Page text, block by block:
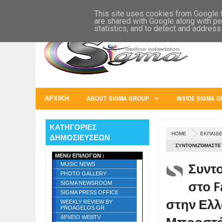
EUROPE U.S.A. AUSTRALIA
ΑΡΧΙΚΗ ABOUT SIGMA GROUP INSIDE SIGMA
HOME
ΣΥΝΤΟΝΙΖΌΜΑΣΤΕ
στο
στην
ΚΑΤΗΓΟΡΙΕΣ
ΔΗΜΟΣΙΕΥΣΕΩΝ
MENU ΕΠΙΛΟΓΩΝ :
MUSIC NEWS
PHOTO GALLERY
SIGMA NEWSROOM
SIGMA PRESS OFFICE
WEEKLY REVIEW BY
PROAGELOS.GR
ΑΡΧΕΙΟ WEBTV
This site uses cookies from Google
are shared with Google along with
statistics, and to detect and address